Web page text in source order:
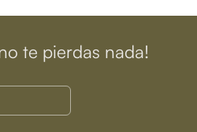
te pierdas nada!